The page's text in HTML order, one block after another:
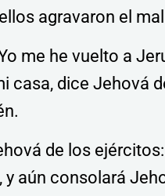
agravaron el
me he vuelto a
casa, dice Jehová
de los
aún consolará